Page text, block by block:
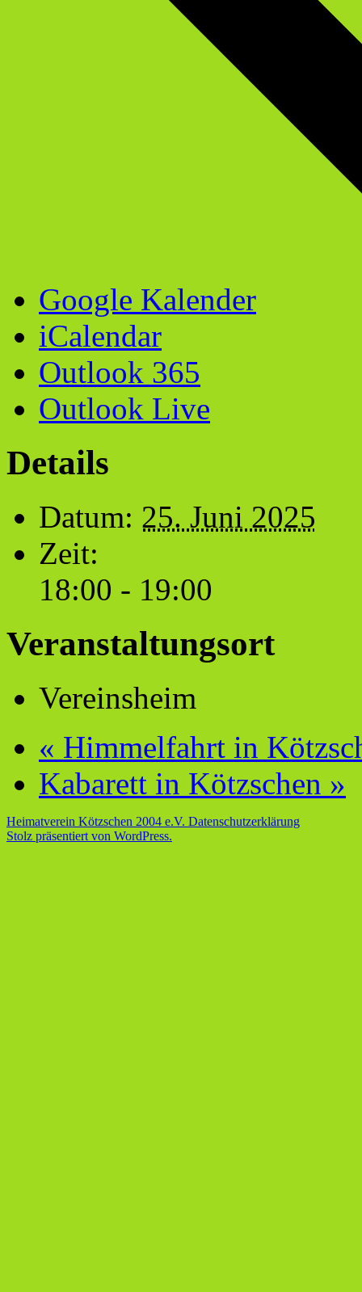
Google Kalender
iCalendar
Outlook 365
Outlook Live
Details
Datum: 25. Juni 2025
Zeit:
18:00 - 19:00
Veranstaltungsort
Vereinsheim
« Himmelfahrt in
Kabarett in Kötzschen »
Heimatverein Kötzschen 2004 e.V. Datenschutzerklärung
Stolz präsentiert von WordPress.